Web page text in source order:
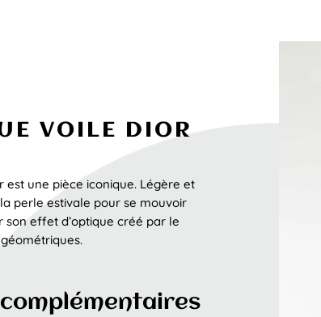
VOILE DIOR
est une pièce iconique. Légère et
perle estivale pour se mouvoir
effet d’optique créé par le